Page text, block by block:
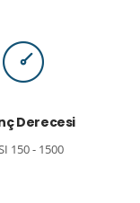
Derecesi
150 - 1500